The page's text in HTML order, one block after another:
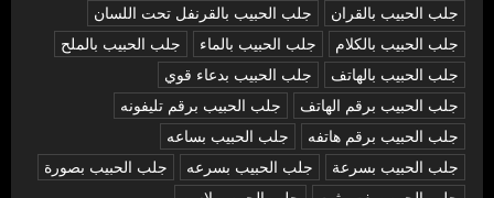
جلب الحبيب بالقران
جلب الحبيب بالقرنفل تحت اللسان
جلب الحبيب بالكلام
جلب الحبيب بالماء
جلب الحبيب بالملح
جلب الحبيب بالهاتف
جلب الحبيب بدعاء قوي
جلب الحبيب برقم الهاتف
جلب الحبيب برقم تليفونه
جلب الحبيب برقم هاتفه
جلب الحبيب بساعه
جلب الحبيب بسرعة
جلب الحبيب بسرعه
جلب الحبيب بصورة